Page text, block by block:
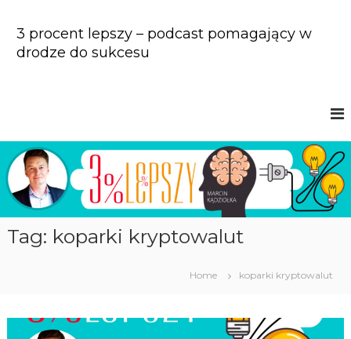
n
e
n
3 procent lepszy – podcast pomagający w
drodze do sukcesu
Tag: koparki kryptowalut
Home koparki kryptowalut